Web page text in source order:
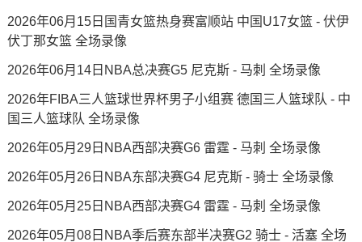
2026年06月15日国青女篮热身赛富顺站 中国U17女篮 - 伏伊
伏丁那女篮 全场录像
2026年06月14日NBA总决赛G5 尼克斯 - 马刺 全场录像
2026年FIBA三人篮球世界杯男子小组赛 德国三人篮球队 - 中
国三人篮球队 全场录像
2026年05月29日NBA西部决赛G6 雷霆 - 马刺 全场录像
2026年05月26日NBA东部决赛G4 尼克斯 - 骑士 全场录像
2026年05月25日NBA西部决赛G4 雷霆 - 马刺 全场录像
2026年05月08日NBA季后赛东部半决赛G2 骑士 - 活塞 全场